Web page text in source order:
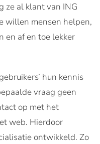
ze al klant van ING
willen mensen helpen,
en af en toe lekker
hun kennis
vraag geen
op met het
web. Hierdoor
ontwikkeld. Zo